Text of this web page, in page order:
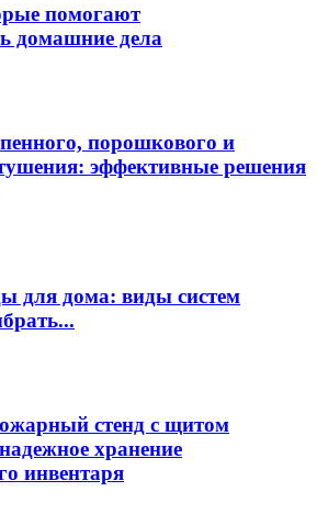
помогают
домашние дела
порошкового и
эффективные решения
для дома: виды систем
стенд с щитом
хранение
инвентаря